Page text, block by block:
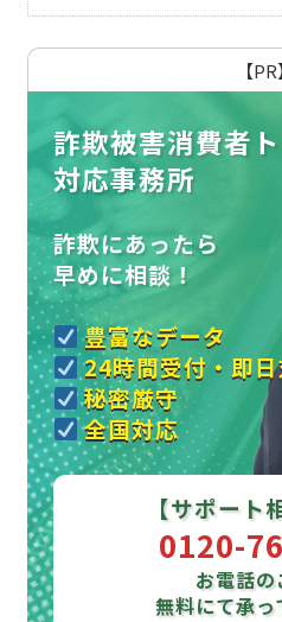
【PR】
詐欺被害消費者
対応事務所
詐欺にあったら
早めに相談！
豊富なデータ
24時間受付・即
秘密厳守
全国対応
【サポート
0120-
お電話の
無料にて承っ